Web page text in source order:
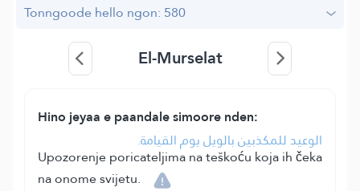
Tonngoode hello ngon: 580
El-Murselat
Hino jeyaa e paandale simoore nden:
الوعيد للمكذبين بالويل يوم القيامة.
Upozorenje poricateljima na teškoću koja ih čeka
na onome svijetu.